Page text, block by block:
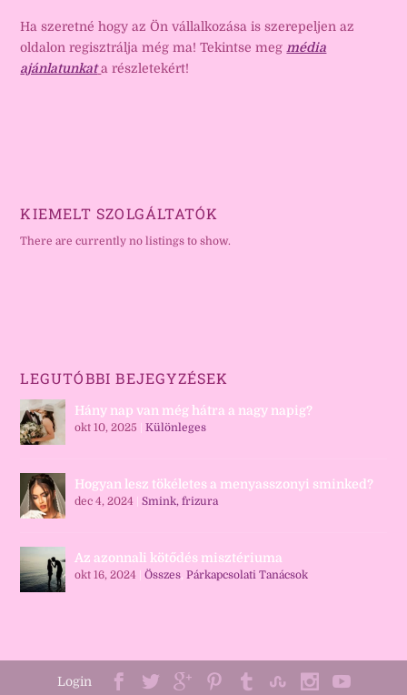
Ha szeretné hogy az Ön vállalkozása is szerepeljen az
oldalon regisztrálja még ma! Tekintse meg média
ajánlatunkat a részletekért!
KIEMELT SZOLGÁLTATÓK
There are currently no listings to show.
LEGUTÓBBI BEJEGYZÉSEK
Hány nap van még hátra a nagy napig?
okt 10, 2025 |Különleges
Hogyan lesz tökéletes a menyasszonyi sminked?
dec 4, 2024 |Smink, frizura
Az azonnali kötődés misztériuma
okt 16, 2024 |Összes,Párkapcsolati Tanácsok
Login